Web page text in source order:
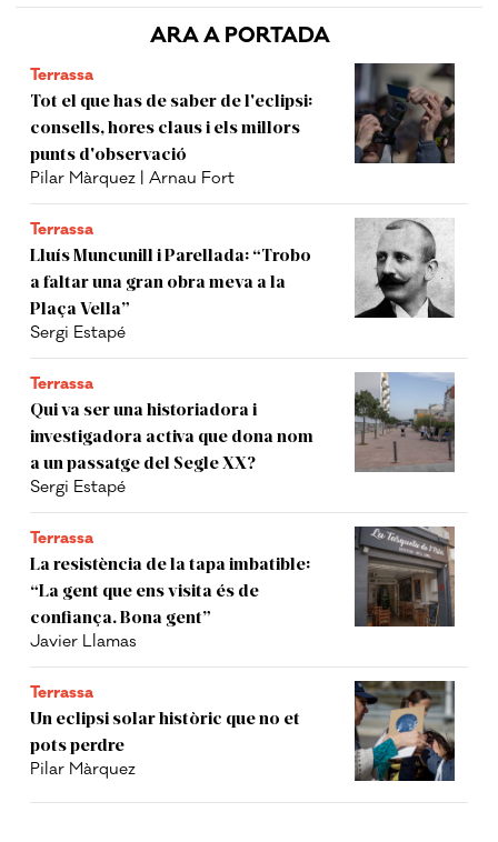
ARA A PORTADA
Terrassa
Tot el que has de saber de l'eclipsi:
consells, hores claus i els millors
punts d'observació
Pilar Màrquez | Arnau Fort
Terrassa
Lluís Muncunill i Parellada: “Trobo
a faltar una gran obra meva a la
Plaça Vella”
Sergi Estapé
Terrassa
Qui va ser una historiadora i
investigadora activa que dona nom
a un passatge del Segle XX?
Sergi Estapé
Terrassa
La resistència de la tapa imbatible:
“La gent que ens visita és de
confiança. Bona gent”
Javier Llamas
Terrassa
Un eclipsi solar històric que no et
pots perdre
Pilar Màrquez